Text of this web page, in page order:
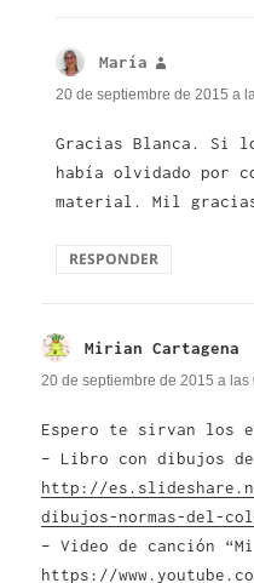
María
20 de septiembre de 2015 a
Gracias Blanca. Si
había olvidado por
material. Mil
RESPONDER
Mirian Cartagena
20 de septiembre de 2015 a las
Espero te sirvan los
– Libro con dibujos
http://
dibujos-normas-del-
– Video de canción
https://